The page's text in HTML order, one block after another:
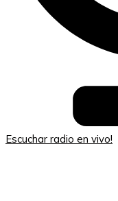
Escuchar radio en vivo!